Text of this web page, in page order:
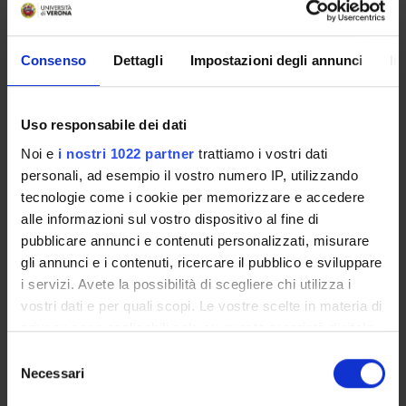
Consenso Dettagli Impostazioni degli annunci
Uso responsabile dei dati
Noi e i nostri 1022 partner trattiamo i vostri dati
personali, ad esempio il vostro numero IP, utilizzando
tecnologie come i cookie per memorizzare e accedere
alle informazioni sul vostro dispositivo al fine di
pubblicare annunci e contenuti personalizzati, misurare
gli annunci e i contenuti, ricercare il pubblico e sviluppare
i servizi. Avete la possibilità di scegliere chi utilizza i
vostri dati e per quali scopi. Le vostre scelte in materia di
privacy sono applicabili solo su questa proprietà digitale
modificare o revocare il proprio consenso in qualsiasi
momento dalla Dichiarazione sui cookie o facendo clic
delNecessari
Degree Programme
Notices
Rete formativa
International Students
OFFERTA FORMATIVA
SEMESTRE FILTRO
CORSI DI LAUREA
CORSI DI LAUREA MAGISTRALE